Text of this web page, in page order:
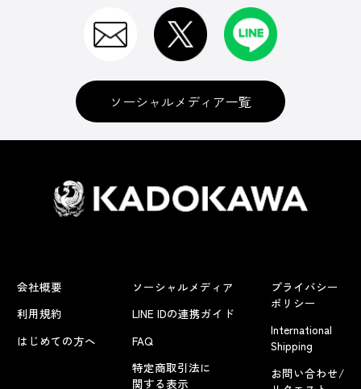
ソーシャルメディア一覧
会社概要
利用規約
はじめての方へ
ソーシャルメディア
LINE IDの連携ガイド
FAQ
特定商取引法に
関する表示
プライバシー
ポリシー
International
Shipping
お問い合わせ/